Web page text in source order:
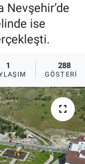
Nevşehir’de
ise
1 288
GÖSTERIM